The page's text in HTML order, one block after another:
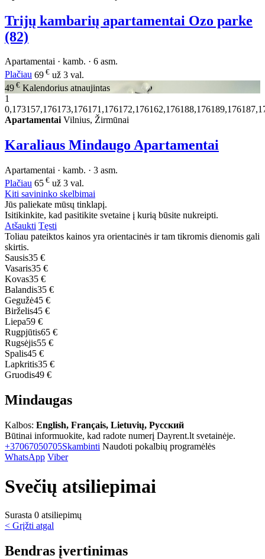
Trijų kambarių apartamentai Ozo parke
(82)
Apartamentai · kamb. · 6 asm.
Plačiau 69 € už 3 val.
49 € Kalendorius atnaujintas
1
Apartamentai Vilnius, Žirmūnai
Karaliaus Mindaugo Apartamentai
Apartamentai · kamb. · 3 asm.
Plačiau 65 € už 3 val.
Kiti savininko skelbimai
Jūs paliekate mūsų tinklapį.
Isitikinkite, kad pasitikite svetaine į kurią būsite nukreipti.
Atšaukti Tęsti
Toliau pateiktos kainos yra orientacinės ir tam tikromis dienomis gali
skirtis.
Sausis35 €
Vasaris35 €
Kovas35 €
Balandis35 €
Gegužė45 €
Birželis45 €
Liepa59 €
Rugpjūtis65 €
Rugsėjis55 €
Spalis45 €
Lapkritis35 €
Gruodis49 €
Mindaugas
Kalbos: English, Français, Lietuvių, Русский
Būtinai informuokite, kad radote numerį Dayrent.lt svetainėje.
+37067050705Skambinti Naudoti pokalbių programėlės
WhatsApp Viber
Svečių atsiliepimai
Surasta 0 atsiliepimų
< Grįžti atgal
Bendras įvertinimas